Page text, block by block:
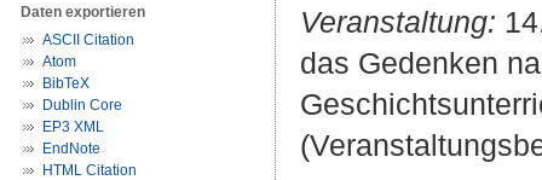
Daten exportieren
ASCII Citation
Atom
BibTeX
Dublin Core
EP3 XML
EndNote
HTML Citation
Veranstaltung:
das Gedenken